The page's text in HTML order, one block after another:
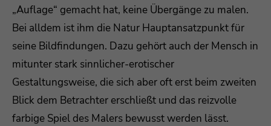
Drop us a line
info@yourdomain.com
About us
Lorem ipsum dolor sit amet, consectetuer
adipiscing elit.
„Auflage“ gemacht hat, keine Übergänge zu malen.
Bei alldem ist ihm die Natur Hauptansatzpunkt für
seine Bildfindungen. Dazu gehört auch der Mensch in
mitunter stark sinnlicher-erotischer
Gestaltungsweise, die sich aber oft erst beim zweiten
Blick dem Betrachter erschließt und das reizvolle
farbige Spiel des Malers bewusst werden lässt.